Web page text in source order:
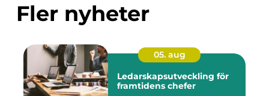
Fler nyheter
05. aug
Ledarskapsutveckling för
framtidens chefer